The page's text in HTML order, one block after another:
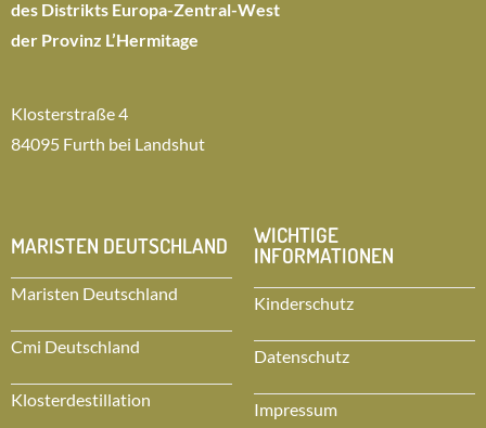
des Distrikts Europa-Zentral-West
der Provinz L’Hermitage
Klosterstraße 4
84095 Furth bei Landshut
MARISTEN DEUTSCHLAND
Maristen Deutschland
Cmi Deutschland
Klosterdestillation
WICHTIGE
INFORMATIONEN
Kinderschutz
Datenschutz
Impressum